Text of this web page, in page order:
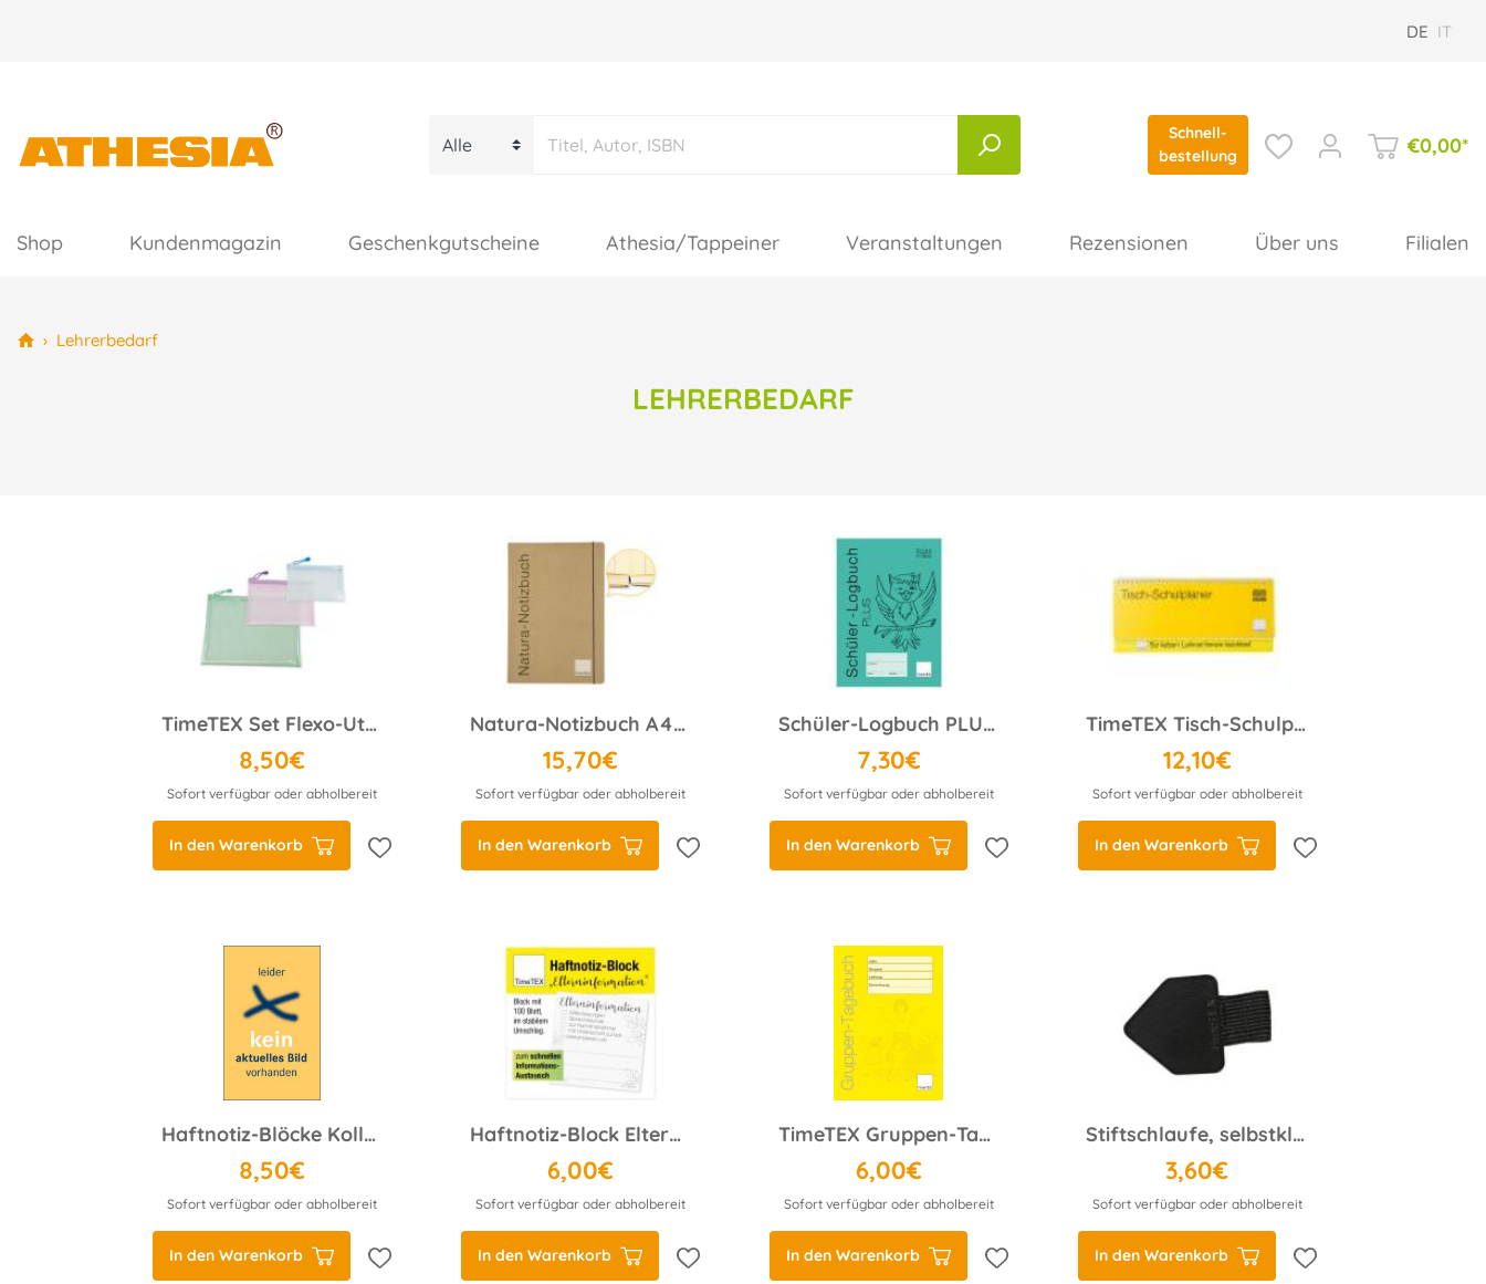
DE IT
Schnell-
bestellung
€0,00*
Shop Kundenmagazin Geschenkgutscheine Athesia/Tappeiner Veranstaltungen Rezensionen Über uns Filialen
› Lehrerbedarf
LEHRERBEDARF
TimeTEX Set Flexo-Utensilien-Taschen farbig, 3-tlg.
8,50€
Sofort verfügbar oder abholbereit
In den Warenkorb
Natura-Notizbuch A4-Plus, 198 Seiten
15,70€
Sofort verfügbar oder abholbereit
In den Warenkorb
Schüler-Logbuch PLUS A4
7,30€
Sofort verfügbar oder abholbereit
In den Warenkorb
TimeTEX Tisch-Schulplaner 2025/2026, Querformat
12,10€
Sofort verfügbar oder abholbereit
In den Warenkorb
Haftnotiz-Blöcke Kollegenpost, 73x26 mm, 8 Blöcke
8,50€
Sofort verfügbar oder abholbereit
In den Warenkorb
Haftnotiz-Block Elterninformation, 65x65 mm, 100 Blatt
6,00€
Sofort verfügbar oder abholbereit
In den Warenkorb
TimeTEX Gruppen-Tagebuch A4 gelb
6,00€
Sofort verfügbar oder abholbereit
In den Warenkorb
Stiftschlaufe, selbstklebend schwarz
3,60€
Sofort verfügbar oder abholbereit
In den Warenkorb